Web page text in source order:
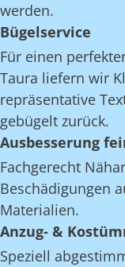
werden.
Bügelservice
Für einen
Taura liefern wir
repräsentative
gebügelt zurück.
Ausbesserung
Fachgerecht
Beschädigungen
Materialien.
Anzug- &
Speziell